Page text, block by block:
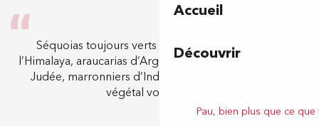
Accueil
Découvrir
Pau, bien plus que ce
Séquoias toujours verts de Californie, cèdres de
l’Himalaya, araucarias d’Argentine et du Chili, arbres de
Judée, marronniers d’Inde des Balkans, un voyage
végétal vous attend !